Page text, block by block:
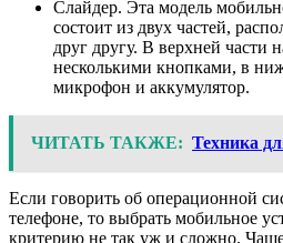
Слайдер. Эта модель
состоит из двух частей,
друг другу. В верхней части
несколькими кнопками, в
микрофон и аккумулятор.
ЧИТАТЬ ТАКЖЕ: Техника
Если говорить об операционной
телефоне, то выбрать мобильное
критерию не так уж и сложно.